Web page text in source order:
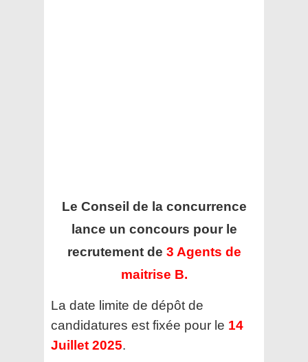
Le Conseil de la concurrence
lance un concours pour le
recrutement de 3 Agents de
maitrise B.
La date limite de dépôt de
candidatures est fixée pour le 14
Juillet 2025.